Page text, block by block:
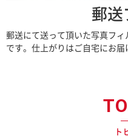
郵送
郵送にて送って頂いた写真フ
です。仕上がりはご自宅にお届
ト